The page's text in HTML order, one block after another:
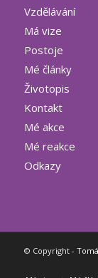
Vzdělávání
Má vize
Postoje
Mé články
Životopis
Kontakt
Mé akce
Mé reakce
Odkazy
© Copyright -